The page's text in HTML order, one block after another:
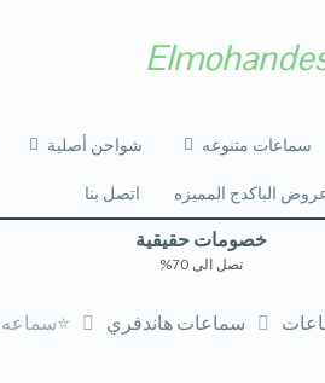
سماعات متنوعه شواحن أصلية
الباكدج المميزه اتصل بنا
خصومات حقيقية
تصل الى 70%
سماعات هاندفري ⭐سماعه VIDVIE المحيطيه الاقوي ف المجموعة VIP EDITION PRO